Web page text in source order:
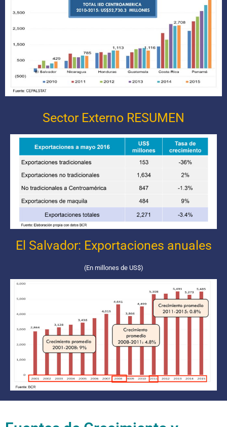
Sector Externo RESUMEN
El Salvador: Exportaciones anuales
(En millones de US$)